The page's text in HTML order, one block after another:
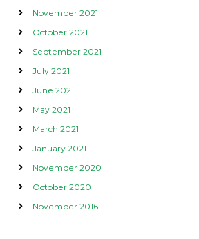
November 2021
October 2021
September 2021
July 2021
June 2021
May 2021
March 2021
January 2021
November 2020
October 2020
November 2016